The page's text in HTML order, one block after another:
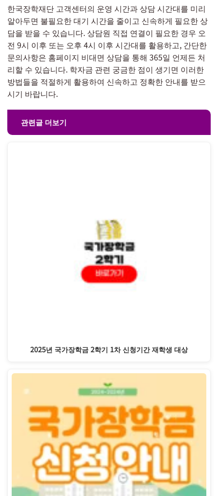
한국장학재단 고객센터의 운영 시간과 상담 시간대를 미리
알아두면 불필요한 대기 시간을 줄이고 신속하게 필요한 상
담을 받을 수 있습니다. 상담원 직접 연결이 필요한 경우 오
전 9시 이후 또는 오후 4시 이후 시간대를 활용하고, 간단한
문의사항은 홈페이지 비대면 상담을 통해 365일 언제든 처
리할 수 있습니다. 학자금 관련 궁금한 점이 생기면 이러한
방법들을 적절하게 활용하여 신속하고 정확한 안내를 받으
시기 바랍니다.
관련글 더보기
2025년 국가장학금 2학기 1차 신청기간 재학생 대상